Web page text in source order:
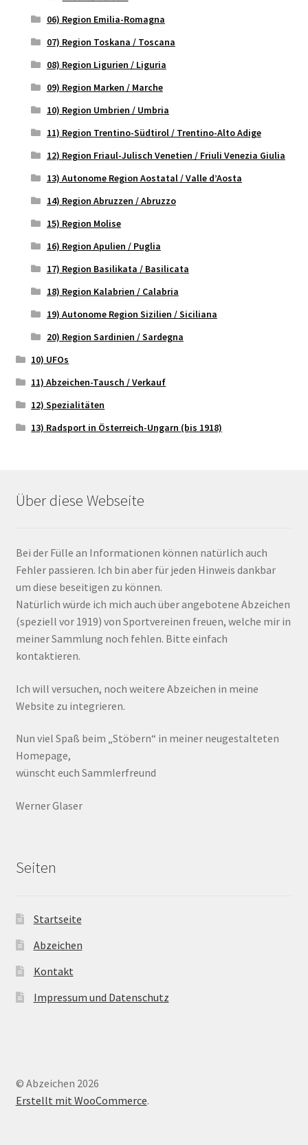
06) Region Emilia-Romagna
07) Region Toskana / Toscana
08) Region Ligurien / Liguria
09) Region Marken / Marche
10) Region Umbrien / Umbria
11) Region Trentino-Südtirol / Trentino-Alto Adige
12) Region Friaul-Julisch Venetien / Friuli Venezia Giulia
13) Autonome Region Aostatal / Valle d’Aosta
14) Region Abruzzen / Abruzzo
15) Region Molise
16) Region Apulien / Puglia
17) Region Basilikata / Basilicata
18) Region Kalabrien / Calabria
19) Autonome Region Sizilien / Siciliana
20) Region Sardinien / Sardegna
10) UFOs
11) Abzeichen-Tausch / Verkauf
12) Spezialitäten
13) Radsport in Österreich-Ungarn (bis 1918)
Über diese Webseite
Bei der Fülle an Informationen können natürlich auch
Fehler passieren. Ich bin aber für jeden Hinweis dankbar
um diese beseitigen zu können.
Natürlich würde ich mich auch über angebotene Abzeichen
(speziell vor 1919) von Sportvereinen freuen, welche mir in
meiner Sammlung noch fehlen. Bitte einfach
kontaktieren.
Ich will versuchen, noch weitere Abzeichen in meine
Website zu integrieren.
Nun viel Spaß beim „Stöbern“ in meiner neugestalteten
Homepage,
wünscht euch Sammlerfreund
Werner Glaser
Seiten
Startseite
Abzeichen
Kontakt
Impressum und Datenschutz
© Abzeichen 2026
Erstellt mit WooCommerce.